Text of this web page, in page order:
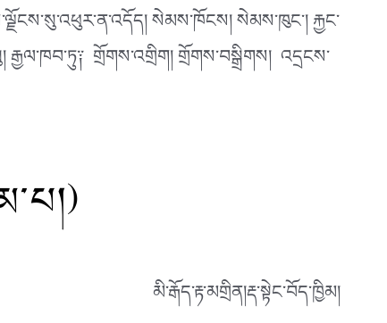
སེམས་ཁོངས། སེམས་ཁུང༌། རྐྱང་
རྒྱལ་ཁབ་ཏུ༑ གྲོགས་འགྲིག། གྲོགས་བསྒྲིགས། འདྲངས་
མི་རྒོད་རྟ་མགྲིན།རྡ་སྟེང་བོད་ཁྱིམ།